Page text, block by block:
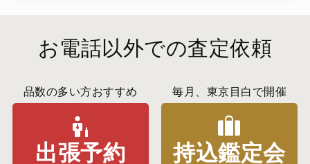
お電話以外での査定依頼
品数の多い方おすすめ
出張予約
毎月、東京目白で開催
持込鑑定会